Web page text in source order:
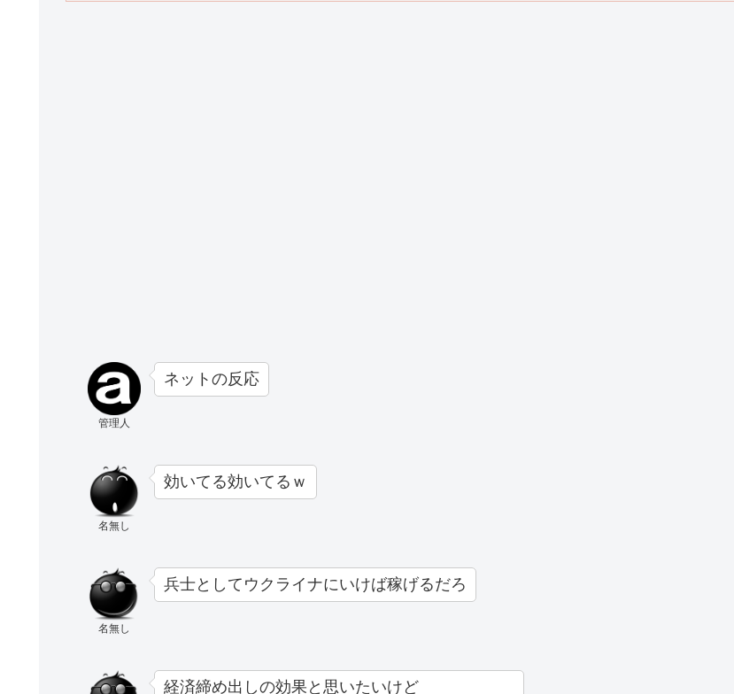
管理人
ネットの反応
名無し
効いてる効いてるｗ
名無し
兵士としてウクライナにいけば稼げるだろ
経済締め出しの効果と思いたいけど